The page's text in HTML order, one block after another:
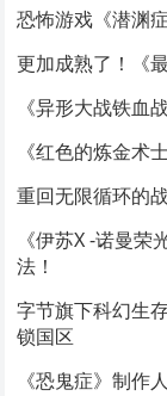
恐怖游戏《潜渊
更加成熟了！《
《异形大战铁血
《红色的炼金术
重回无限循环的
《伊苏X -诺曼
法！
字节旗下科幻生
锁国区
《恐鬼症》制作